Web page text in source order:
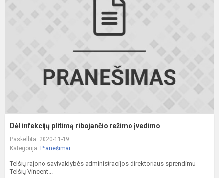
Dėl infekcijų plitimą ribojančio režimo įvedimo
Paskelbta: 2020-11-19
Kategorija: Pranešimai
Telšių rajono savivaldybės administracijos direktoriaus sprendimu
Telšių Vincent...